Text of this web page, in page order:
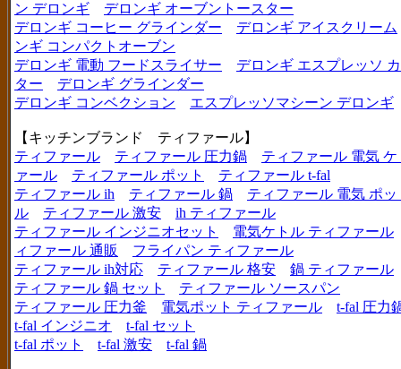
ン デロンギ
デロンギ オーブントースター
デロンギ コーヒー グラインダー
デロンギ アイスクリーム
ンギ コンパクトオーブン
デロンギ 電動 フードスライサー
デロンギ エスプレッソ
ター
デロンギ グラインダー
デロンギ コンベクション
エスプレッソマシーン デロンギ
【キッチンブランド ティファール】
ティファール
ティファール 圧力鍋
ティファール 電気 ケ
ァール
ティファール ポット
ティファール t-fal
ティファール ih
ティファール 鍋
ティファール 電気 ポッ
ル
ティファール 激安
ih ティファール
ティファール インジニオセット
電気ケトル ティファール
ィファール 通販
フライパン ティファール
ティファール ih対応
ティファール 格安
鍋 ティファール
ティファール 鍋 セット
ティファール ソースパン
ティファール 圧力釜
電気ポット ティファール
t-fal 圧力
t-fal インジニオ
t-fal セット
t-fal ポット
t-fal 激安 t-fal 鍋